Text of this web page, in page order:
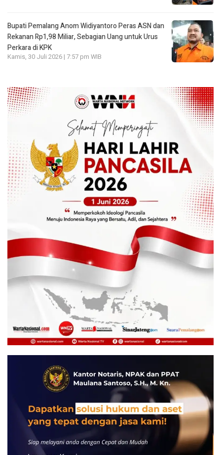
Bupati Pemalang Anom Widiyantoro Peras ASN dan
Rekanan Rp1,98 Miliar, Sebagian Uang untuk Urus
Perkara di KPK
Kamis, 30 Juli 2026 | 7:57 pm WIB